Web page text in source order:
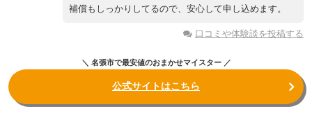
補償もしっかりしてるので、安心して申し込めます。
口コミや体験談を投稿する
＼ 名張市で最安値のおまかせマイスター ／
公式サイトはこちら